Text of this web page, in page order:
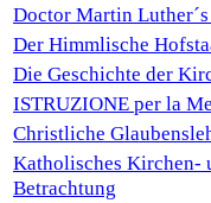
Doctor Martin
Der Himmlische
Die Geschichte der
ISTRUZIONE per la
Christliche
Katholisches Kirchen-
Betrachtung